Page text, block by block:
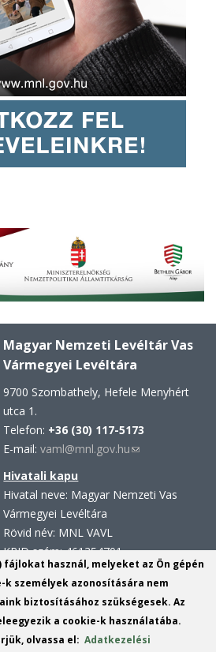
Magyar Nemzeti Levéltár Vas
Vármegyei Levéltára
9700 Szombathely, Hefele Menyhért
utca 1.
Telefon: +36 (30) 117-5173
E-mail:vaml@mnl.gov.hu(link
Hivatali kapu
Hivatal neve: Magyar Nemzeti Vas
Vármegyei Levéltára
Rövid név: MNL VAVL
KRID szám: 461354701
Hivatali kapu - Központi
Érkeztetési Rendszer (KÉR)
Hivatal neve: Magyar Nemzeti Levéltár
Rövid név: MNL VAVL
fájlokat használ, melyeket az Ön gépén
k személyek azonosítására nem
biztosításához szükségesek. Az
a cookie-k használatába.
olvassa el:Adatkezelési